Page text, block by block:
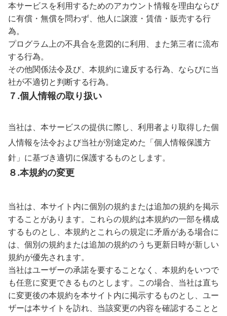
本サービスを利用するためのアカウント情報を理由ならび
に有償・無償を問わず、他人に譲渡・賃借・販売する行
為。
プログラム上の不具合を意図的に利用、また第三者に流布
する行為。
その他関係法令及び、本規約に違反する行為、ならびに当
社が不適切と判断する行為。
７.個人情報の取り扱い
当社は、本サービスの提供に際し、利用者より取得した個
人情報を法令および当社が別途定めた「個人情報保護方
針」に基づき適切に保護するものとします。
８.本規約の変更
当社は、本サイト内に個別の規約または追加の規約を掲示
することがあります。これらの規約は本規約の一部を構成
するものとし、本規約とこれらの規定に矛盾がある場合に
は、個別の規約または追加の規約のうち更新日時が新しい
規約が優先されます。
当社はユーザーの承諾を要することなく、本規約をいつで
も任意に変更できるものとします。この場合、当社は直ち
に変更後の本規約を本サイト内に掲示するものとし、ユー
ザーは本サイトを訪れ、当該変更の内容を確認することと